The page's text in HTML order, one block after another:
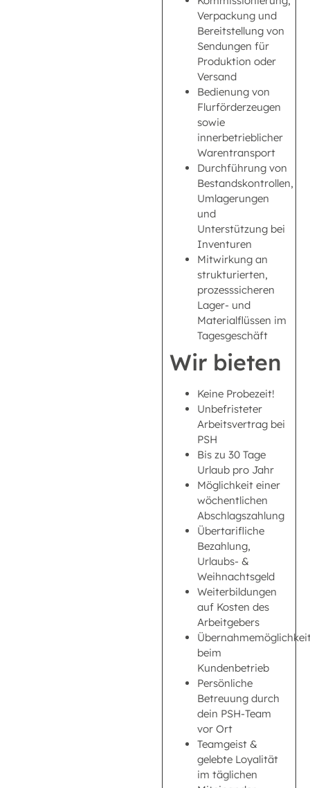
Verpackung und
Bereitstellung von
Sendungen für
Produktion oder
Versand
Bedienung von
Flurförderzeugen
sowie
innerbetrieblicher
Warentransport
Durchführung von
Bestandskontrollen,
Umlagerungen
und
Unterstützung bei
Inventuren
Mitwirkung an
strukturierten,
prozesssicheren
Lager- und
Materialflüssen im
Tagesgeschäft
Wir bieten
Keine Probezeit!
Unbefristeter
Arbeitsvertrag bei
PSH
Bis zu 30 Tage
Urlaub pro Jahr
Möglichkeit einer
wöchentlichen
Abschlagszahlung
Übertarifliche
Bezahlung,
Urlaubs- &
Weihnachtsgeld
Weiterbildungen
auf Kosten des
Arbeitgebers
beim
Kundenbetrieb
Persönliche
Betreuung durch
dein PSH-Team
vor Ort
Teamgeist &
gelebte Loyalität
im täglichen